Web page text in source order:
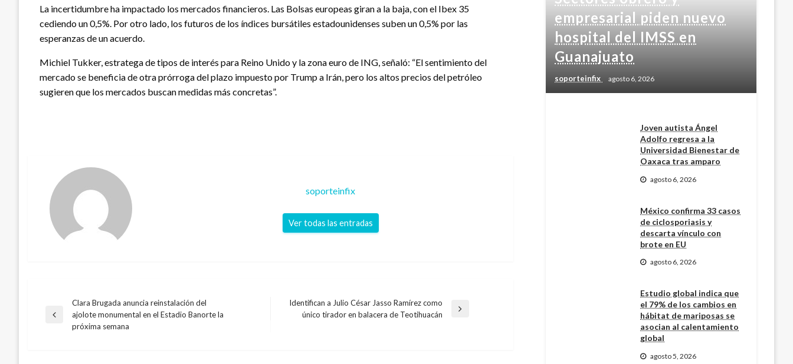
La incertidumbre ha impactado los mercados financieros. Las Bolsas europeas giran a la baja, con el Ibex 35
cediendo un 0,5%. Por otro lado, los futuros de los índices bursátiles estadounidenses suben un 0,5% por las
esperanzas de un acuerdo.
Michiel Tukker, estratega de tipos de interés para Reino Unido y la zona euro de ING, señaló: “El sentimiento del
mercado se beneficia de otra prórroga del plazo impuesto por Trump a Irán, pero los altos precios del petróleo
sugieren que los mercados buscan medidas más concretas”.
soporteinfix
Ver todas las entradas
Navegación
Entrada
anterior
Clara Brugada anuncia reinstalación del
ajolote monumental en el Estadio Banorte la
próxima semana
Entrada
Identifican a Julio César Jasso Ramírez como
único tirador en balacera de Teotihuacán
empresarial piden nuevo
hospital del IMSS en
Guanajuato
soporteinfix agosto 6, 2026
Joven autista Ángel
Adolfo regresa a la
Universidad Bienestar de
Oaxaca tras amparo
agosto 6, 2026
México confirma 33 casos
de ciclosporiasis y
descarta vínculo con
brote en EU
agosto 6, 2026
Estudio global indica que
el 79% de los cambios en
hábitat de mariposas se
asocian al calentamiento
global
agosto 5, 2026